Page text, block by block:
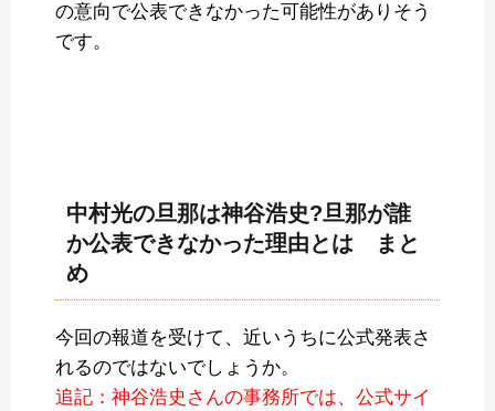
の意向で公表できなかった可能性がありそう
です。
中村光の旦那は神谷浩史?旦那が誰
か公表できなかった理由とは まと
め
今回の報道を受けて、近いうちに公式発表さ
れるのではないでしょうか。
追記：神谷浩史さんの事務所では、公式サイ